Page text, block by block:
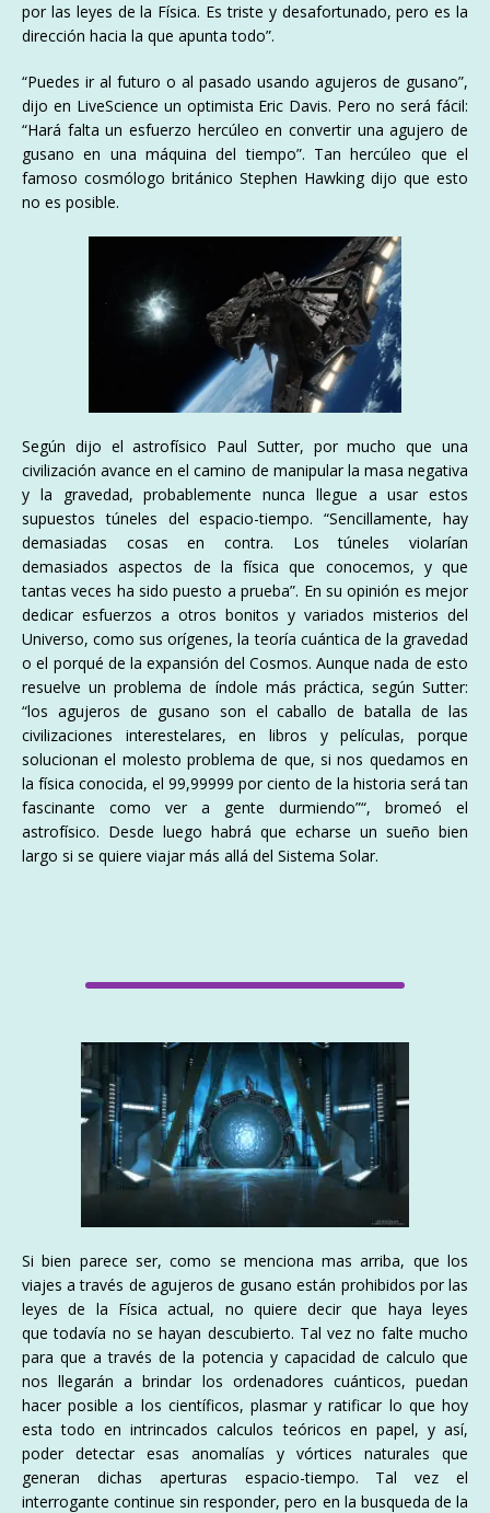
por las leyes de la Física. Es triste y desafortunado, pero es la
dirección hacia la que apunta todo”.
“Puedes ir al futuro o al pasado usando agujeros de gusano”,
dijo en LiveScience un optimista Eric Davis. Pero no será fácil:
“Hará falta un esfuerzo hercúleo en convertir una agujero de
gusano en una máquina del tiempo”. Tan hercúleo que el
famoso cosmólogo británico Stephen Hawking dijo que esto
no es posible.
Según dijo el astrofísico Paul Sutter, por mucho que una
civilización avance en el camino de manipular la masa negativa
y la gravedad, probablemente nunca llegue a usar estos
supuestos túneles del espacio-tiempo. “Sencillamente, hay
demasiadas cosas en contra. Los túneles violarían
demasiados aspectos de la física que conocemos, y que
tantas veces ha sido puesto a prueba”. En su opinión es mejor
dedicar esfuerzos a otros bonitos y variados misterios del
Universo, como sus orígenes, la teoría cuántica de la gravedad
o el porqué de la expansión del Cosmos. Aunque nada de esto
resuelve un problema de índole más práctica, según Sutter:
“los agujeros de gusano son el caballo de batalla de las
civilizaciones interestelares, en libros y películas, porque
solucionan el molesto problema de que, si nos quedamos en
la física conocida, el 99,99999 por ciento de la historia será tan
fascinante como ver a gente durmiendo”“, bromeó el
astrofísico. Desde luego habrá que echarse un sueño bien
largo si se quiere viajar más allá del Sistema Solar.
Si bien parece ser, como se menciona mas arriba, que los
viajes a través de agujeros de gusano están prohibidos por las
leyes de la Física actual, no quiere decir que haya leyes
quetodavía no se hayan descubierto. Tal vez no falte mucho
para que através de la potencia y capacidad de calculo que
nos llegarán a brindar los ordenadores cuánticos, puedan
hacer posible a los científicos, plasmar y ratificar lo que hoy
esta todo en intrincados calculos teóricos en papel, y así,
poder detectar esas anomalías y vórtices naturales que
generan dichas aperturas espacio-tiempo. Tal vez el
interrogantecontinue sin responder, pero en la busqueda de la